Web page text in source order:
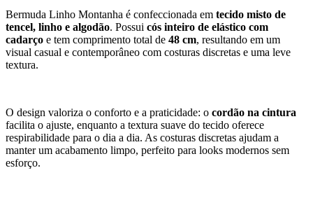
Bermuda Linho Montanha é confeccionada em tecido misto de
tencel, linho e algodão. Possui cós inteiro de elástico com
cadarço e tem comprimento total de 48 cm, resultando em um
visual casual e contemporâneo com costuras discretas e uma leve
textura.
O design valoriza o conforto e a praticidade: o cordão na cintura
facilita o ajuste, enquanto a textura suave do tecido oferece
respirabilidade para o dia a dia. As costuras discretas ajudam a
manter um acabamento limpo, perfeito para looks modernos sem
esforço.